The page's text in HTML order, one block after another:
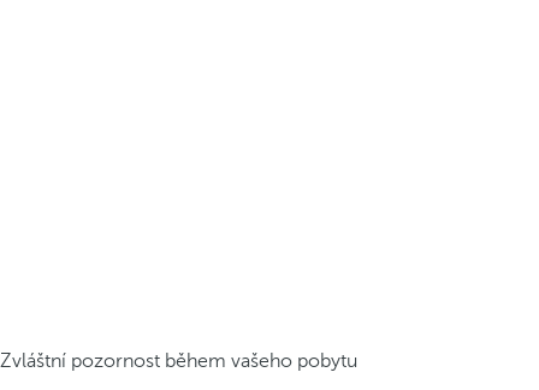
Zvláštní pozornost během vašeho pobytu